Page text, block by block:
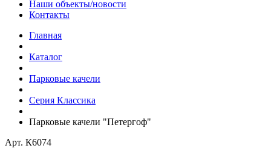
Наши объекты/новости
Контакты
Главная
Каталог
Парковые качели
Серия Классика
Парковые качели "Петергоф"
Арт. К6074